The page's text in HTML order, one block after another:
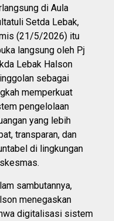
di Aula
Setda Lebak,
(21/5/2026) itu
langsung oleh Pj
Lebak Halson
sebagai
memperkuat
pengelolaan
yang lebih
transparan, dan
di lingkungan
sambutannya,
menegaskan
digitalisasi sistem